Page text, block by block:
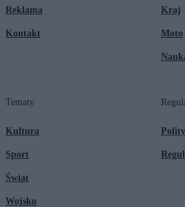
Reklama
Kontakt
Kraj
Moto
Tematy
Kultura
Sport
Świat
Wojsko